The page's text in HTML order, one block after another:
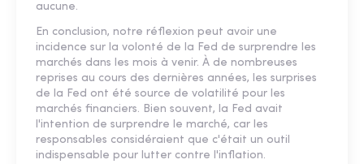
aucune.
En conclusion, notre réflexion peut avoir une
incidence sur la volonté de la Fed de surprendre les
marchés dans les mois à venir. À de nombreuses
reprises au cours des dernières années, les surprises
de la Fed ont été source de volatilité pour les
marchés financiers. Bien souvent, la Fed avait
l'intention de surprendre le marché, car les
responsables considéraient que c'était un outil
indispensable pour lutter contre l'inflation.